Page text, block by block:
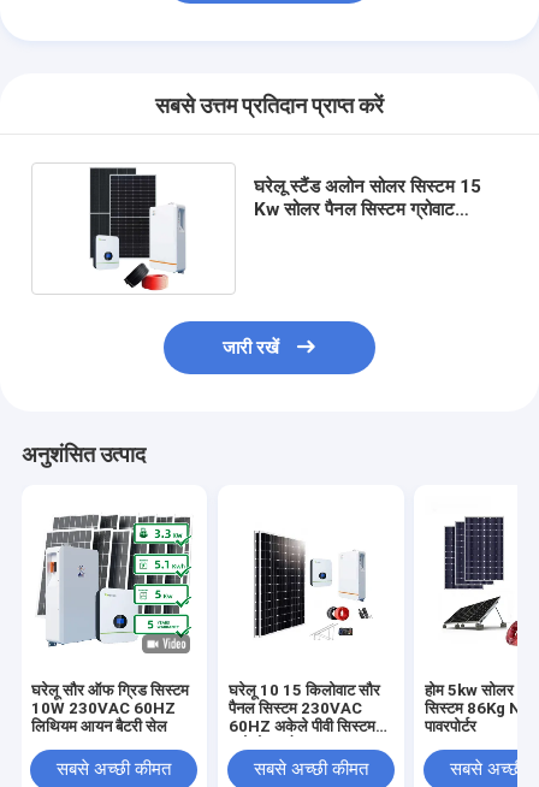
सबसे उत्तम प्रतिदान प्राप्त करें
घरेलू स्टैंड अलोन सोलर सिस्टम 15
Kw सोलर पैनल सिस्टम ग्रोवाट
जारी रखें
अनुशंसित उत्पाद
घरेलू सौर ऑफ ग्रिड सिस्टम
10W 230VAC 60HZ
लिथियम आयन बैटरी सेल
सबसे अच्छी कीमत
घरेलू 10 15 किलोवाट सौर
पैनल सिस्टम 230VAC
60HZ अकेले पीवी सिस्टम
सबसे अच्छी कीमत
होम 5kw सोलर
सिस्टम 86Kg
पावरपोर्टर
सबसे अच्छी